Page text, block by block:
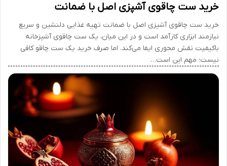
خرید ست چاقوی آشپزی اصل با ضمانت
خرید ست چاقوی آشپزی اصل با ضمانت تهیه غذایی دلنشین و سریع
نیازمند ابزاری کارآمد است و در این میان، یک ست چاقوی آشپزخانه
باکیفیت نقش محوری ایفا می‌کند. اما صرف خرید یک ست چاقو کافی
نیست؛ مهم این است…